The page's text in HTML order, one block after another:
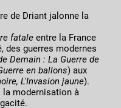
de Driant jalonne la
fatale entre la France
des guerres modernes
Demain : La Guerre de
en ballons) aux
L'Invasion jaune).
la modernisation à